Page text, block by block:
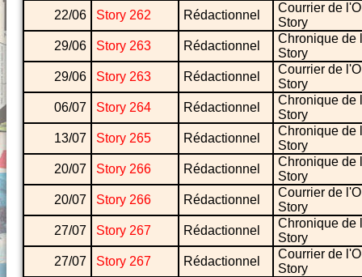
22/06
Story 262 Rédactionnel
Courrier de
Story
29/06
Story 263 Rédactionnel
Chronique de
Story
29/06
Story 263 Rédactionnel
Courrier de
Story
06/07
Story 264 Rédactionnel
Chronique de
Story
13/07
Story 265 Rédactionnel
Chronique de
Story
20/07
Story 266 Rédactionnel
Chronique de
Story
20/07
Story 266 Rédactionnel
Courrier de
Story
27/07
Story 267 Rédactionnel
Chronique de
Story
27/07
Story 267 Rédactionnel
Courrier de
Story